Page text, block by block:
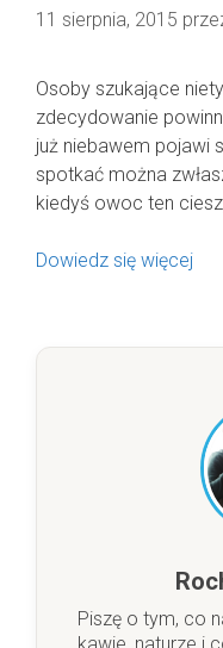
11 sierpnia, 2015
Osoby szukające
zdecydowanie
już niebawem pojawi
spotkać można
kiedyś owoc ten
Dowiedz się więcej
Piszę o tym, co